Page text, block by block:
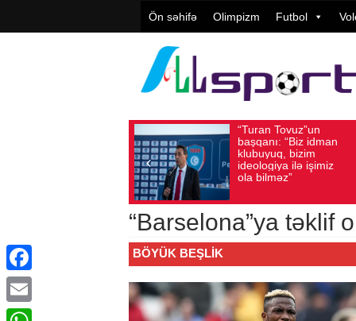
Ön səhifə Olimpizm Futbol
başqanı: “Biz idman
klubuyuq, bizim
ideologiya ilə işimiz
ola bilməz”
Vüqar
yüksək
Avqust 05, 2026
“Barselona”ya təklif
BÖYÜK BEŞLIK
Facebook
Email